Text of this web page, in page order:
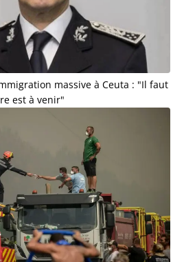
massive à Ceuta : "Il faut
est à venir"